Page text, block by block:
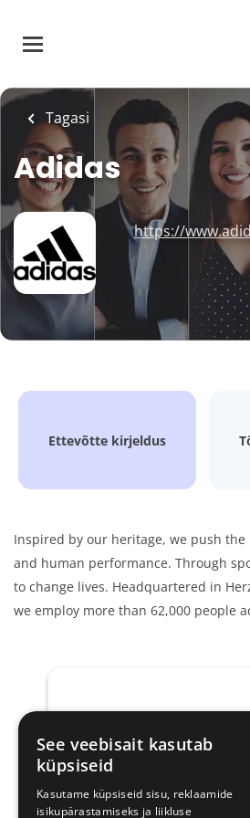
main
Tagasi
Adidas
https://
Ettevõtte kirjeldus
Inspired by our heritage, we push
and human performance. Through
to change lives. Headquartered in
we employ more than 62,000 people
Saada mulle
Teie
See veebisait kasutab
küpsiseid
Kasutame küpsiseid sisu, reklaamide
isikupärastamiseks ja liikluse